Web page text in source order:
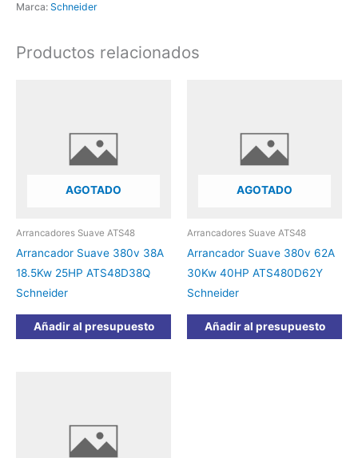
Marca: Schneider
Productos relacionados
AGOTADO
Arrancadores Suave ATS48
Arrancador Suave 380v 38A
18.5Kw 25HP ATS48D38Q
Schneider
Añadir al presupuesto
AGOTADO
Arrancadores Suave ATS48
Arrancador Suave 380v 62A
30Kw 40HP ATS480D62Y
Schneider
Añadir al presupuesto